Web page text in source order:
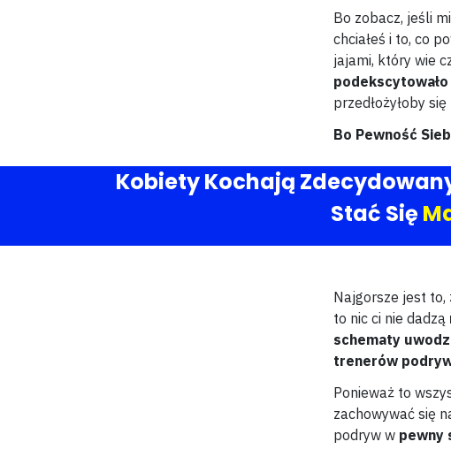
Bo zobacz, jeśli
chciałeś i to, co
jajami, który wie
przedłożyłoby
Bo Pewność
Kobiety Kochają
Stać Się
Najgorsze jest to,
to nic ci nie dadzą
schematy
trenerów
Ponieważ to
zachowywać się
podryw w pewny